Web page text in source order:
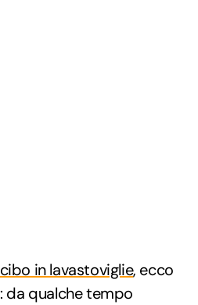
in lavastoviglie, ecco
da qualche tempo